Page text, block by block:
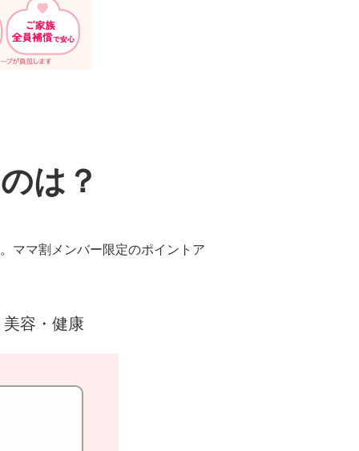
は？
ママ割メンバー限定のポイントア
美容・健康